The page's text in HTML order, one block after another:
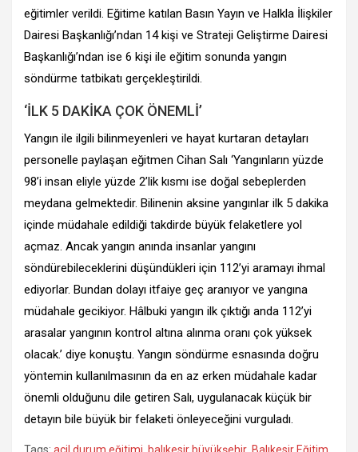
eğitimler verildi. Eğitime katılan Basın Yayın ve Halkla İlişkiler
Dairesi Başkanlığı’ndan 14 kişi ve Strateji Geliştirme Dairesi
Başkanlığı’ndan ise 6 kişi ile eğitim sonunda yangın
söndürme tatbikatı gerçekleştirildi.
‘İLK 5 DAKİKA ÇOK ÖNEMLİ’
Yangın ile ilgili bilinmeyenleri ve hayat kurtaran detayları
personelle paylaşan eğitmen Cihan Salı ‘Yangınların yüzde
98’i insan eliyle yüzde 2’lik kısmı ise doğal sebeplerden
meydana gelmektedir. Bilinenin aksine yangınlar ilk 5 dakika
içinde müdahale edildiği takdirde büyük felaketlere yol
açmaz. Ancak yangın anında insanlar yangını
söndürebileceklerini düşündükleri için 112’yi aramayı ihmal
ediyorlar. Bundan dolayı itfaiye geç aranıyor ve yangına
müdahale gecikiyor. Hâlbuki yangın ilk çıktığı anda 112’yi
arasalar yangının kontrol altına alınma oranı çok yüksek
olacak.’ diye konuştu. Yangın söndürme esnasında doğru
yöntemin kullanılmasının da en az erken müdahale kadar
önemli olduğunu dile getiren Salı, uygulanacak küçük bir
detayın bile büyük bir felaketi önleyeceğini vurguladı.
Tags: acil durum eğitimi, balıkesir büyükşehir, Balıkesir Eğitim,